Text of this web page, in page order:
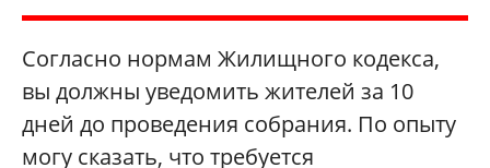
Согласно нормам Жилищного кодекса,
вы должны уведомить жителей за 10
дней до проведения собрания. По опыту
могу сказать, что требуется